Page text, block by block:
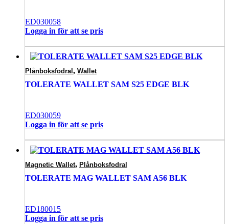
ED030058
Logga in för att se pris
Plånboksfodral , Wallet
TOLERATE WALLET SAM S25 EDGE BLK
ED030059
Logga in för att se pris
Magnetic Wallet, Plånboksfodral
TOLERATE MAG WALLET SAM A56 BLK
ED180015
Logga in för att se pris